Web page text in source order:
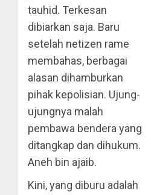
tauhid. Terkesan
dibiarkan saja. Baru
setelah netizen rame
membahas, berbagai
alasan dihamburkan
pihak kepolisian. Ujung-
ujungnya malah
pembawa bendera yang
ditangkap dan dihukum.
Aneh bin ajaib.
Kini, yang diburu adalah